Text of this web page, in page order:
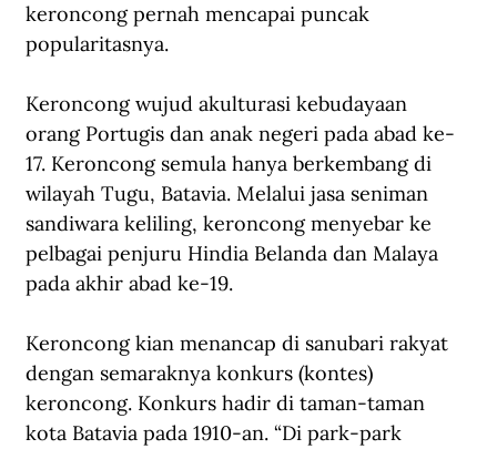
keroncong pernah mencapai puncak
popularitasnya.
Keroncong wujud akulturasi kebudayaan
orang Portugis dan anak negeri pada abad ke-
17. Keroncong semula hanya berkembang di
wilayah Tugu, Batavia. Melalui jasa seniman
sandiwara keliling, keroncong menyebar ke
pelbagai penjuru Hindia Belanda dan Malaya
pada akhir abad ke-19.
Keroncong kian menancap di sanubari rakyat
dengan semaraknya konkurs (kontes)
keroncong. Konkurs hadir di taman-taman
kota Batavia pada 1910-an. “Di park-park